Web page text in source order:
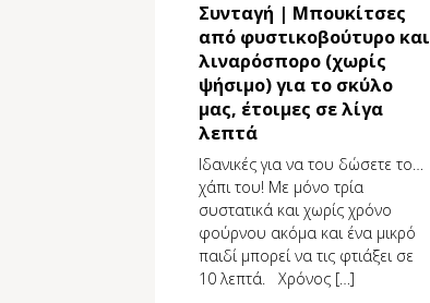
Συνταγή | Μπουκίτσες
από φυστικοβούτυρο και
λιναρόσπορο (χωρίς
ψήσιμο) για το σκύλο
μας, έτοιμες σε λίγα
λεπτά
Ιδανικές για να του δώσετε το…
χάπι του! Με μόνο τρία
συστατικά και χωρίς χρόνο
φούρνου ακόμα και ένα μικρό
παιδί μπορεί να τις φτιάξει σε
10 λεπτά. Χρόνος […]